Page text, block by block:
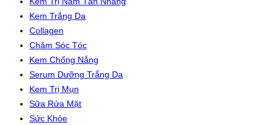
Kem Trắng Da
Collagen
Chăm Sóc Tóc
Kem Chống Nắng
Serum Dưỡng Trắng Da
Kem Trị Mụn
Sữa Rửa Mặt
Sức Khỏe